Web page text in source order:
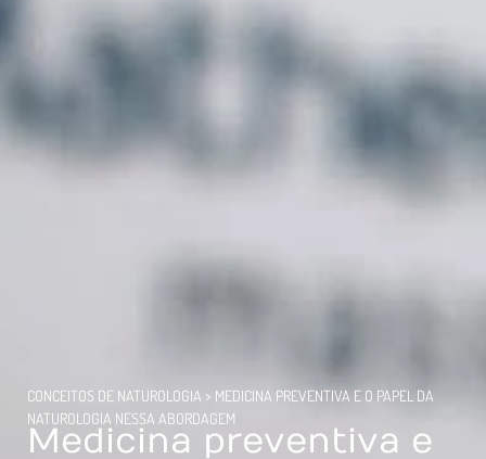
CONCEITOS DE NATUROLOGIA > MEDICINA PREVENTIVA E O PAPEL DA
NATUROLOGIA NESSA ABORDAGEM
Medicina preventiva e